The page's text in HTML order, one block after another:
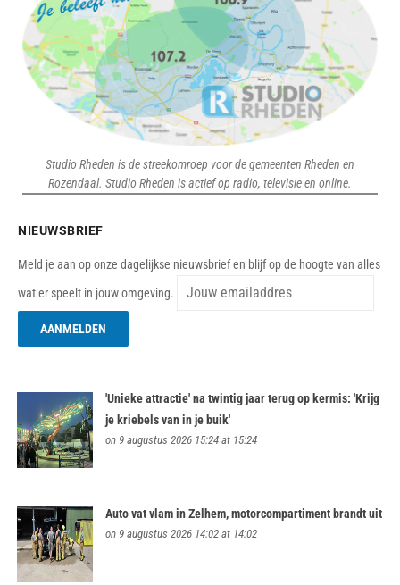
Studio Rheden is de streekomroep voor de gemeenten Rheden en
Rozendaal. Studio Rheden is actief op radio, televisie en online.
NIEUWSBRIEF
Meld je aan op onze dagelijkse nieuwsbrief en blijf op de hoogte van alles
wat er speelt in jouw omgeving.
'Unieke attractie' na twintig jaar terug op kermis: 'Krijg
je kriebels van in je buik'
on 9 augustus 2026 15:24 at 15:24
Auto vat vlam in Zelhem, motorcompartiment brandt uit
on 9 augustus 2026 14:02 at 14:02